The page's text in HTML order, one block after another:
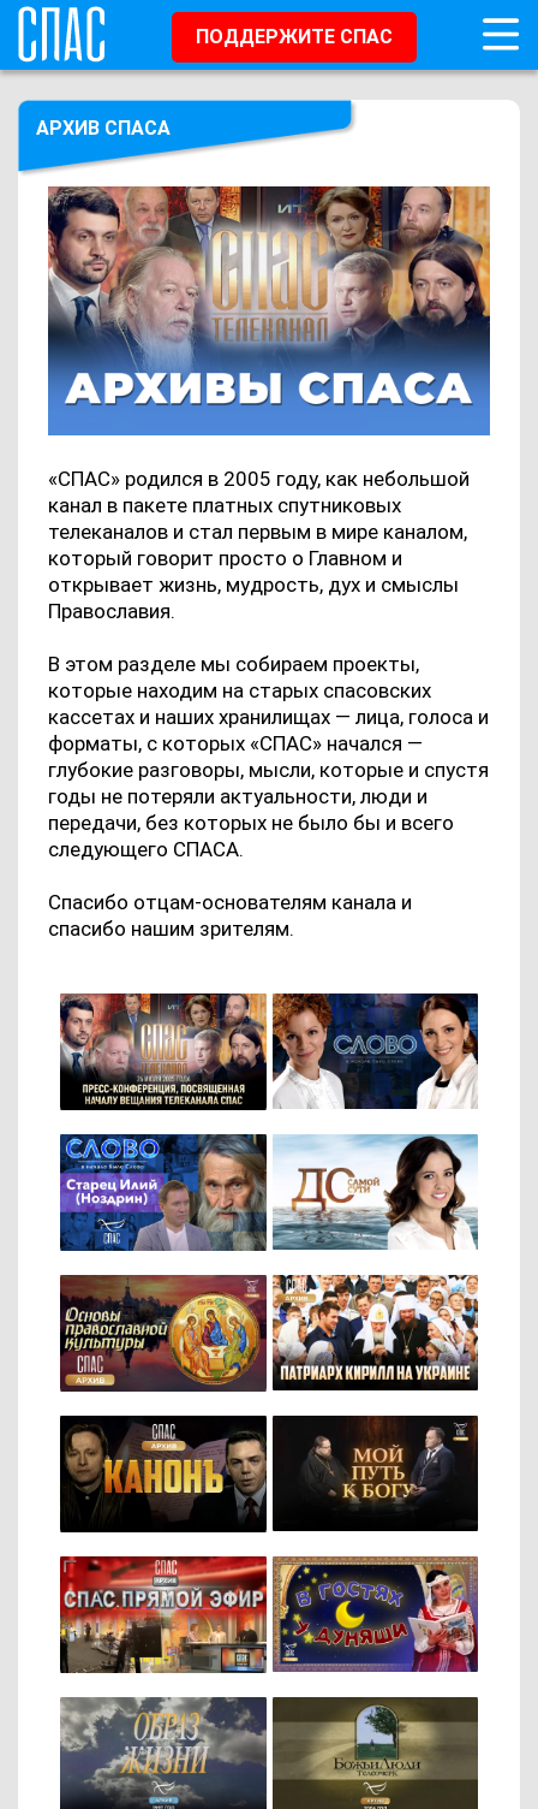
ПОДДЕРЖИТЕ СПАС
АРХИВ СПАСА
«СПАС» родился в 2005 году, как небольшой
канал в пакете платных спутниковых
телеканалов и стал первым в мире каналом,
который говорит просто о Главном и
открывает жизнь, мудрость, дух и смыслы
Православия.
В этом разделе мы собираем проекты,
которые находим на старых спасовских
кассетах и наших хранилищах — лица, голоса и
форматы, с которых «СПАС» начался —
глубокие разговоры, мысли, которые и спустя
годы не потеряли актуальности, люди и
передачи, без которых не было бы и всего
следующего СПАСА.
Спасибо отцам-основателям канала и
спасибо нашим зрителям.